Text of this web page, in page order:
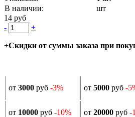
В наличии:
шт
14 руб
-
+
+Скидки от суммы заказа при
от 3000 руб -3% от 5000 руб -
от 10000 руб -10% от 20000 руб -